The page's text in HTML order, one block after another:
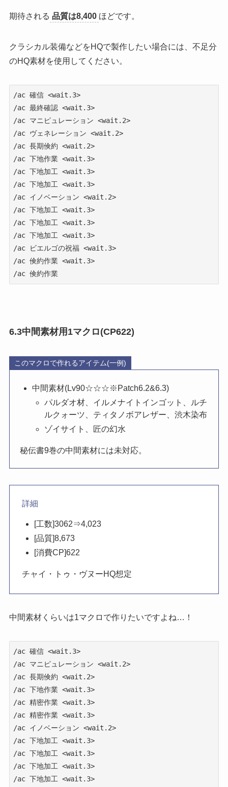
期待される 品質は8,400 ほどです。
クラシカル装備などをHQで製作したい場合には、不足分
のHQ素材を使用してください。
/ac 確信 <wait.3>
/ac 最終確認 <wait.3>
/ac マニピュレーション <wait.2>
/ac ヴェネレーション <wait.2>
/ac 長期倹約 <wait.2>
/ac 下地作業 <wait.3>
/ac 下地加工 <wait.3>
/ac 下地加工 <wait.3>
/ac イノベーション <wait.2>
/ac 下地加工 <wait.3>
/ac 下地加工 <wait.3>
/ac 下地加工 <wait.3>
/ac ビエルゴの祝福 <wait.3>
/ac 倹約作業 <wait.3>
/ac 倹約作業
6.3中間素材用1マクロ(CP622)
このマクロで作れるアイテム(一例)
中間素材(Lv90☆☆☆※Patch6.2&6.3)
パルダオ材、イルメナイトインゴット、ルチ
ルクォーツ、ティタノボアレザー、渋木染布
ゾイサイト、匠の幻水
秘伝書9巻の中間素材には未対応。
詳細
[工数]3062⇒4,023
[品質]8,673
[消費CP]622
チャイ・トゥ・ヴヌーHQ想定
中間素材くらいは1マクロで作りたいですよね…！
/ac 確信 <wait.3>
/ac マニピュレーション <wait.2>
/ac 長期倹約 <wait.2>
/ac 下地作業 <wait.3>
/ac 精密作業 <wait.3>
/ac 精密作業 <wait.3>
/ac イノベーション <wait.2>
/ac 下地加工 <wait.3>
/ac 下地加工 <wait.3>
/ac 下地加工 <wait.3>
/ac 下地加工 <wait.3>